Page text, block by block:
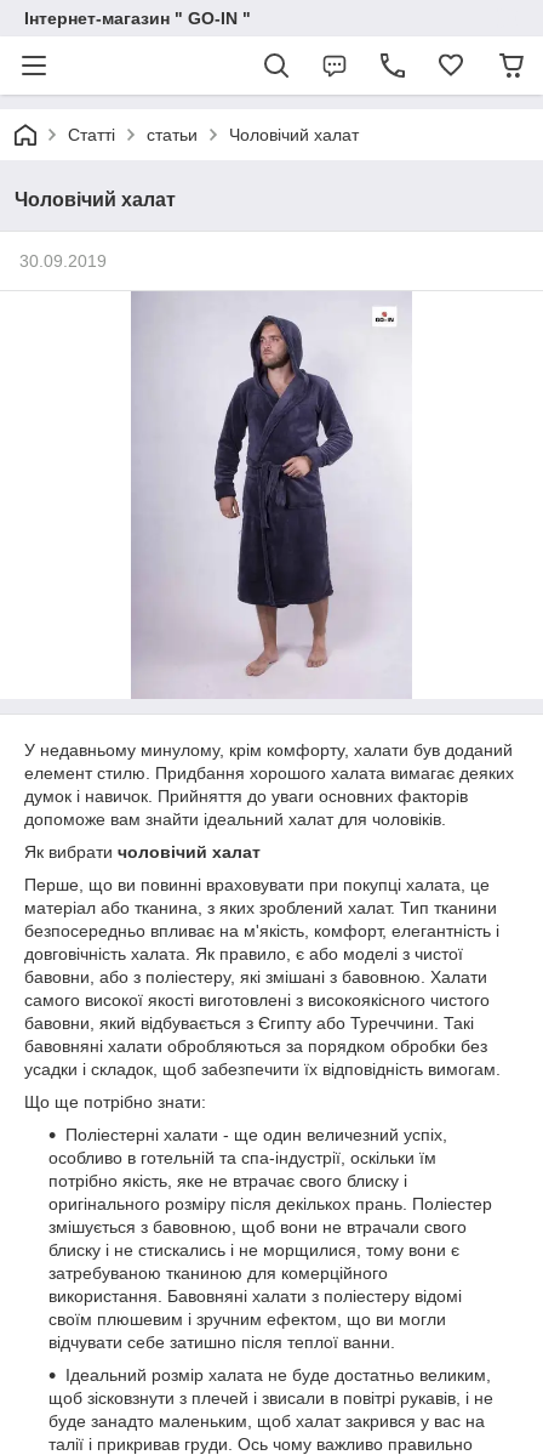
Інтернет-магазин " GO-IN "
Статті статьи Чоловічий халат
Чоловічий халат
30.09.2019
У недавньому минулому, крім комфорту, халати був доданий
елемент стилю. Придбання хорошого халата вимагає деяких
думок і навичок. Прийняття до уваги основних факторів
допоможе вам знайти ідеальний халат для чоловіків.
Як вибрати чоловічий халат
Перше, що ви повинні враховувати при покупці халата, це
матеріал або тканина, з яких зроблений халат. Тип тканини
безпосередньо впливає на м'якість, комфорт, елегантність і
довговічність халата. Як правило, є або моделі з чистої
бавовни, або з поліестеру, які змішані з бавовною. Халати
самого високої якості виготовлені з високоякісного чистого
бавовни, який відбувається з Єгипту або Туреччини. Такі
бавовняні халати обробляються за порядком обробки без
усадки і складок, щоб забезпечити їх відповідність вимогам.
Що ще потрібно знати:
Поліестерні халати - ще один величезний успіх,
особливо в готельній та спа-індустрії, оскільки їм
потрібно якість, яке не втрачає свого блиску і
оригінального розміру після декількох прань. Поліестер
змішується з бавовною, щоб вони не втрачали свого
блиску і не стискались і не морщилися, тому вони є
затребуваною тканиною для комерційного
використання. Бавовняні халати з поліестеру відомі
своїм плюшевим і зручним ефектом, що ви могли
відчувати себе затишно після теплої ванни.
Ідеальний розмір халата не буде достатньо великим,
щоб зісковзнути з плечей і звисали в повітрі рукавів, і не
буде занадто маленьким, щоб халат закрився у вас на
талії і прикривав груди. Ось чому важливо правильно